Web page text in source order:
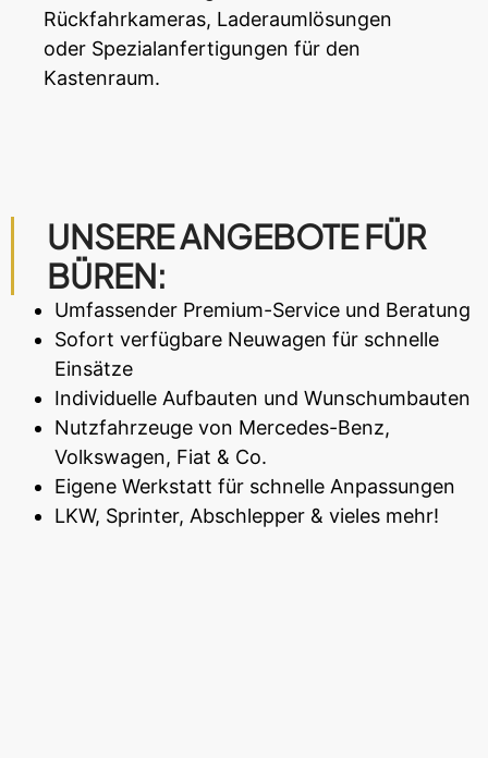
Rückfahrkameras, Laderaumlösungen
oder Spezialanfertigungen für den
Kastenraum.
UNSERE ANGEBOTE FÜR
BÜREN:
Umfassender Premium-Service und Beratung
Sofort verfügbare Neuwagen für schnelle
Einsätze
Individuelle Aufbauten und Wunschumbauten
Nutzfahrzeuge von Mercedes-Benz,
Volkswagen, Fiat & Co.
Eigene Werkstatt für schnelle Anpassungen
LKW, Sprinter, Abschlepper & vieles mehr!